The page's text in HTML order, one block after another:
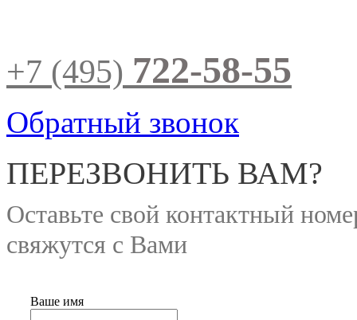
+7 (495) 722-58-55
Обратный звонок
ПЕРЕЗВОНИТЬ ВАМ?
Оставьте свой контактный
свяжутся с Вами
Ваше имя